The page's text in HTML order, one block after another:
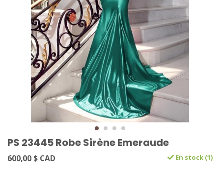
PS 23445 Robe Sirène Emeraude
600,00 $ CAD En stock (1)